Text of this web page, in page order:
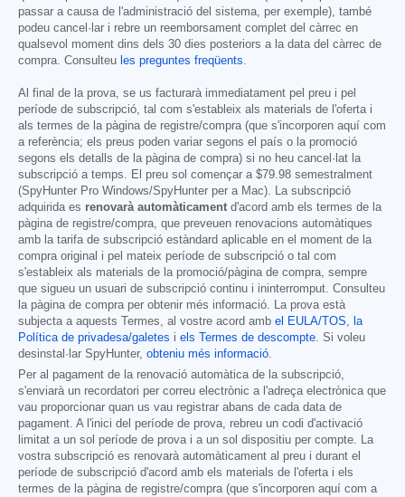
passar a causa de l'administració del sistema, per exemple), també
podeu cancel·lar i rebre un reemborsament complet del càrrec en
qualsevol moment dins dels 30 dies posteriors a la data del càrrec de
compra. Consulteu les preguntes freqüents.
Al final de la prova, se us facturarà immediatament pel preu i pel
període de subscripció, tal com s'estableix als materials de l'oferta i
als termes de la pàgina de registre/compra (que s'incorporen aquí com
a referència; els preus poden variar segons el país o la promoció
segons els detalls de la pàgina de compra) si no heu cancel·lat la
subscripció a temps. El preu sol començar a $79.98 semestralment
(SpyHunter Pro Windows/SpyHunter per a Mac). La subscripció
adquirida es renovarà automàticament d'acord amb els termes de la
pàgina de registre/compra, que preveuen renovacions automàtiques
amb la tarifa de subscripció estàndard aplicable en el moment de la
compra original i pel mateix període de subscripció o tal com
s'estableix als materials de la promoció/pàgina de compra, sempre
que sigueu un usuari de subscripció continu i ininterromput. Consulteu
la pàgina de compra per obtenir més informació. La prova està
subjecta a aquests Termes, al vostre acord amb el EULA/TOS, la
Política de privadesa/galetes i els Termes de descompte. Si voleu
desinstal·lar SpyHunter, obteniu més informació.
Per al pagament de la renovació automàtica de la subscripció,
s'enviarà un recordatori per correu electrònic a l'adreça electrònica que
vau proporcionar quan us vau registrar abans de cada data de
pagament. A l'inici del període de prova, rebreu un codi d'activació
limitat a un sol període de prova i a un sol dispositiu per compte. La
vostra subscripció es renovarà automàticament al preu i durant el
període de subscripció d'acord amb els materials de l'oferta i els
termes de la pàgina de registre/compra (que s'incorporen aquí com a